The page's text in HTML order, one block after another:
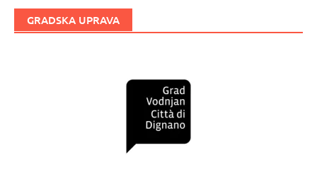
GRADSKA UPRAVA